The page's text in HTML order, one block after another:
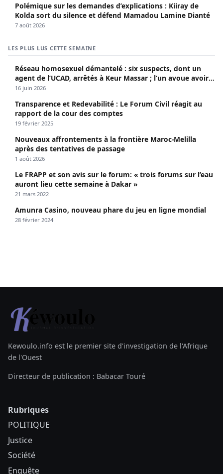
Polémique sur les demandes d’explications : Kiiray de
Kolda sort du silence et défend Mamadou Lamine Dianté
7 août 2026
LES PLUS LUS CETTE SEMAINE
Réseau homosexuel démantelé : six suspects, dont un
agent de l’UCAD, arrêtés à Keur Massar ; l’un avoue avoir
propagé le VIH depuis 2018
16 juin 2026
Transparence et Redevabilité : Le Forum Civil réagit au
rapport de la cour des comptes
19 février 2025
Nouveaux affrontements à la frontière Maroc-Melilla
après des tentatives de passage
1 août 2026
Le FRAPP et son avis sur le forum: « trois forums sur l’eau
auront lieu cette semaine à Dakar »
21 mars 2022
Amunra Casino, nouveau phare du jeu en ligne mondial
28 février 2024
Kewoulo.info est le premier site d'investigation de l'Afrique
de l'Ouest
Directeur de publication : Babacar Touré
Rubriques
POLITIQUE
Justice
Société
Enquête